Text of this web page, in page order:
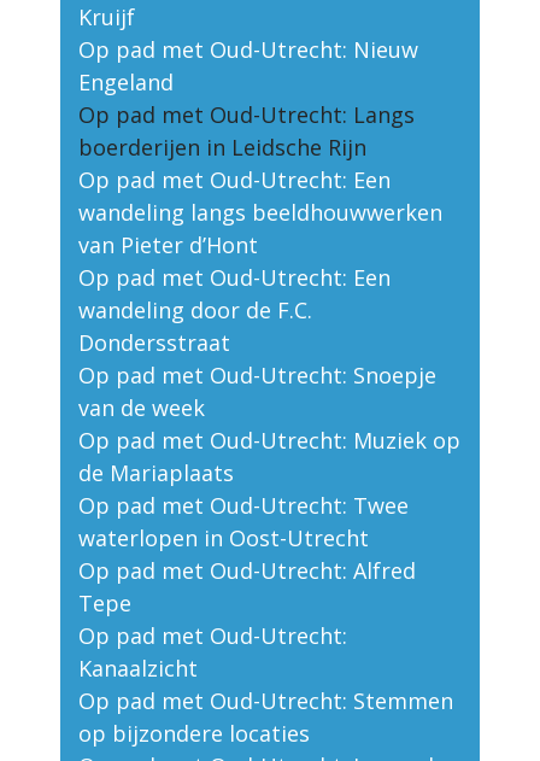
Kruijf
Op pad met Oud-Utrecht: Nieuw
Engeland
Op pad met Oud-Utrecht: Langs
boerderijen in Leidsche Rijn
Op pad met Oud-Utrecht: Een
wandeling langs beeldhouwwerken
van Pieter d’Hont
Op pad met Oud-Utrecht: Een
wandeling door de F.C.
Dondersstraat
Op pad met Oud-Utrecht: Snoepje
van de week
Op pad met Oud-Utrecht: Muziek op
de Mariaplaats
Op pad met Oud-Utrecht: Twee
waterlopen in Oost-Utrecht
Op pad met Oud-Utrecht: Alfred
Tepe
Op pad met Oud-Utrecht:
Kanaalzicht
Op pad met Oud-Utrecht: Stemmen
op bijzondere locaties